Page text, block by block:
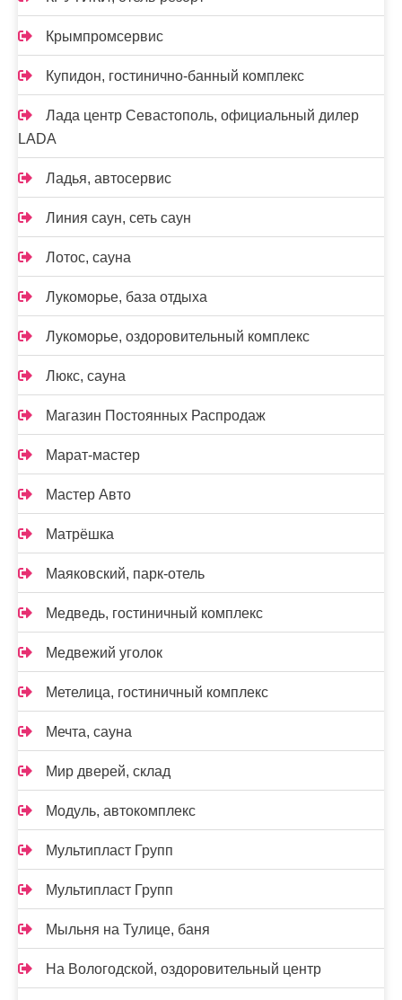
Крымпромсервис
Купидон, гостинично-банный комплекс
Лада центр Севастополь, официальный дилер
LADA
Ладья, автосервис
Линия саун, сеть саун
Лотос, сауна
Лукоморье, база отдыха
Лукоморье, оздоровительный комплекс
Люкс, сауна
Магазин Постоянных Распродаж
Марат-мастер
Мастер Авто
Матрёшка
Маяковский, парк-отель
Медведь, гостиничный комплекс
Медвежий уголок
Метелица, гостиничный комплекс
Мечта, сауна
Мир дверей, склад
Модуль, автокомплекс
Мультипласт Групп
Мультипласт Групп
Мыльня на Тулице, баня
На Вологодской, оздоровительный центр